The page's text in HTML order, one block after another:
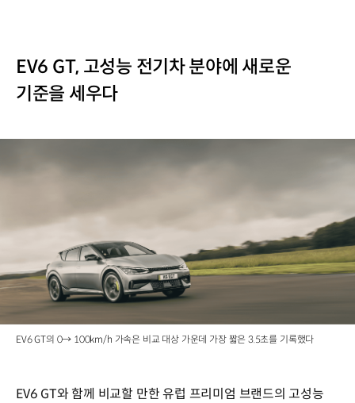
EV6 GT, 고성능 전기차 분야에 새로운
기준을 세우다
EV6 GT의 0→ 100km/h 가속은 비교 대상 가운데 가장 짧은 3.5초를 기록했다
EV6 GT와 함께 비교할 만한 유럽 프리미엄 브랜드의 고성능